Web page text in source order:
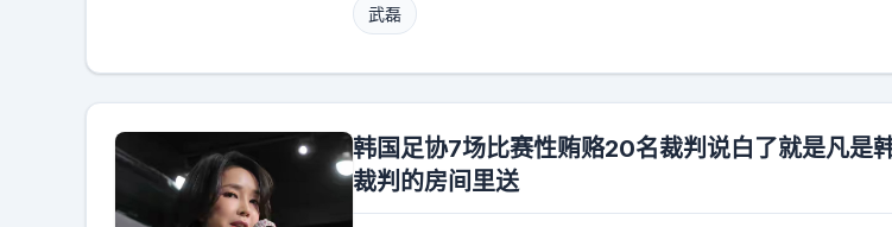
在世界杯上有精彩进球加上英冠俱乐部的表现，引起了葡
快出去留洋吗？王钰栋未来有没有可能超过伊兰•坤达，
球员（武磊德转身价最高达到过1000万欧）？中国足球
武磊
韩国足协7场比赛性贿赂20名裁判说白了就是凡是
裁判的房间里送